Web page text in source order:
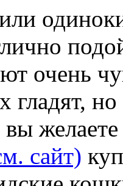
очень
гладят,
сайт)